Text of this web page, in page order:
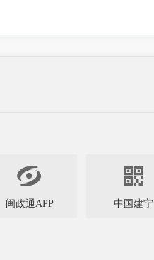

闽政通APP

中国建宁